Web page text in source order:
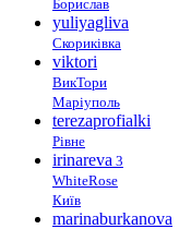
Борислав
yuliyagliva
Скориківка
viktori
ВикТори
Маріуполь
terezaprofialki
Рівне
irinareva 3
WhiteRose
Київ
marinaburkanova